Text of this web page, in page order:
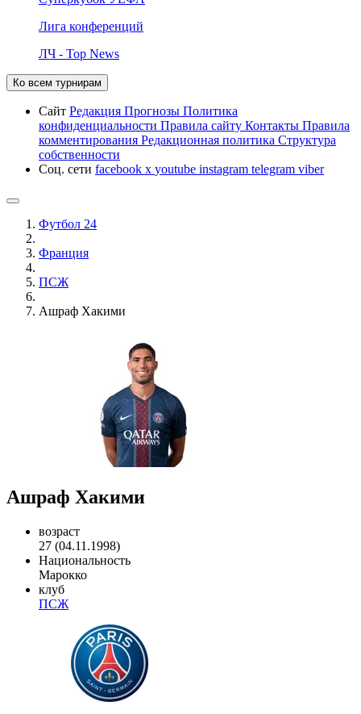
Лига конференций
ЛЧ - Top News
Ко всем турнирам
Сайт Редакция Прогнозы Политика
конфиденциальности Правила сайту Контакты Правила
комментирования Редакционная политика Структура
собственности
Соц. сети facebook x youtube instagram telegram viber
Футбол 24
Франция
ПСЖ
Ашраф Хакими
Ашраф Хакими
возраст
27 (04.11.1998)
Национальность
Марокко
клуб
ПСЖ